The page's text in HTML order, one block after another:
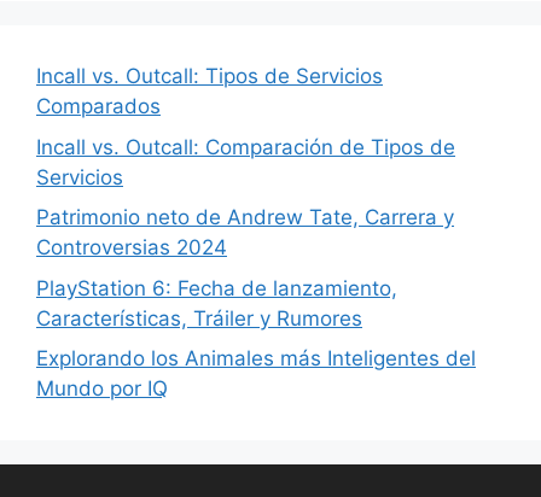
Incall vs. Outcall: Tipos de Servicios
Comparados
Incall vs. Outcall: Comparación de Tipos de
Servicios
Patrimonio neto de Andrew Tate, Carrera y
Controversias 2024
PlayStation 6: Fecha de lanzamiento,
Características, Tráiler y Rumores
Explorando los Animales más Inteligentes del
Mundo por IQ